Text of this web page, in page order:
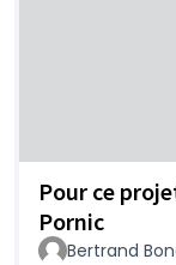
Pour ce
Pornic
Bertrand